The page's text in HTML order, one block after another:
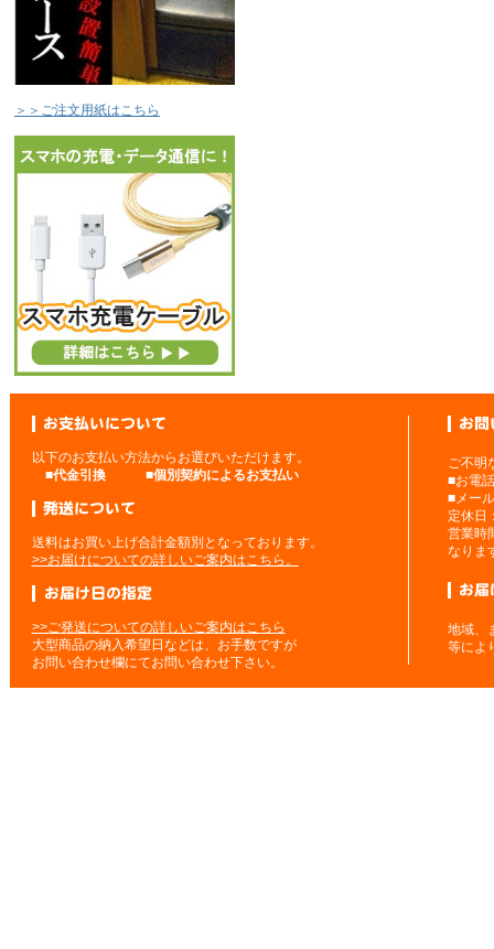
＞＞ご注文用紙はこちら
以下のお支払い方法からお選びいただけます。
■代金引換■個別契約によるお支払い
送料はお買い上げ合計金額別となっております。
>>お届けについての詳しいご案内はこちら。
>>ご発送についての詳しいご案内はこちら
大型商品の納入希望日などは、お手数ですが
お問い合わせ欄にてお問い合わせ下さい。
ご不明
■お電
■メー
定休日
営業時
なりま
地域、
等によ